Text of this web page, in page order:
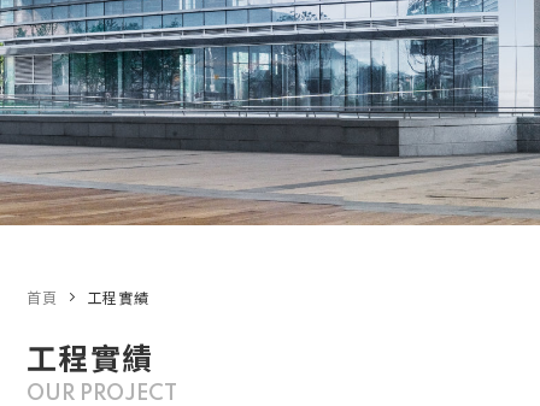
工程實績
OUR PROJECT
首頁 工程實績